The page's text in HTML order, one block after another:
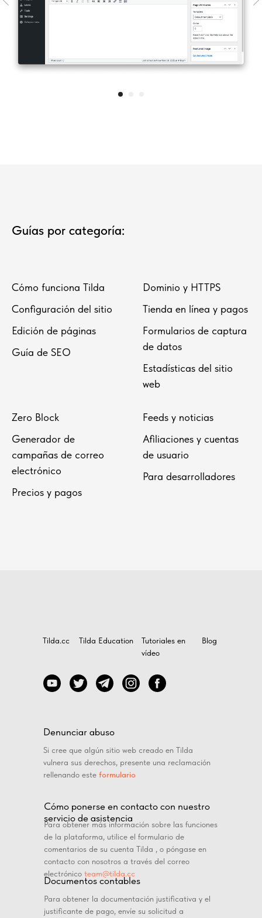
Guías por categoría:
Cómo funciona Tilda
Configuración del sitio
Edición de páginas
Guía de SEO
Dominio y HTTPS
Tienda en línea y pagos
Formularios de captura
de datos
Estadísticas del sitio
web
Zero Block
Generador de
campañas de correo
electrónico
Precios y pagos
Feeds y noticias
Afiliaciones y cuentas
de usuario
Para desarrolladores
Tilda.cc Tilda Education
Tutoriales en
vídeo
Blog
Denunciar abuso
Si cree que algún sitio web creado en Tilda
vulnera sus derechos, presente una reclamación
rellenando este formulario
Cómo ponerse en contacto con nuestro
servicio de asistencia
Para obtener más información sobre las funciones
de la plataforma, utilice el formulario de
comentarios de su cuenta Tilda , o póngase en
contacto con nosotros a través del correo
electrónico team@tilda.cc
Documentos contables
Para obtener la documentación justificativa y el
justificante de pago, envíe su solicitud a